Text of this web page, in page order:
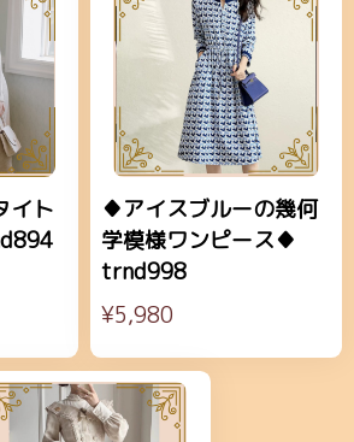
イト
♦アイスブルーの幾何
学模様ワンピース♦
trnd998
¥5,980